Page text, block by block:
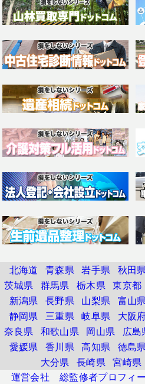
北海道 青森県 岩手県 秋田
茨城県 群馬県 栃木県 東京都
新潟県 長野県 山梨県 富山
静岡県 三重県 岐阜県 大阪
奈良県 和歌山県 岡山県 広島
愛媛県 香川県 高知県 徳島
大分県 長崎県 宮崎県
運営会社
総監修者プロフィ